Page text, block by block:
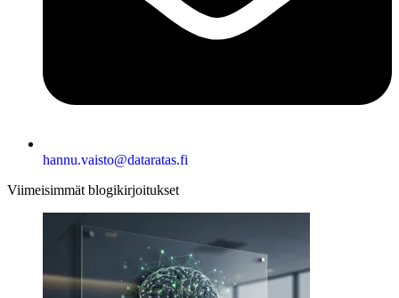
hannu.vaisto@dataratas.fi
Viimeisimmät blogikirjoitukset